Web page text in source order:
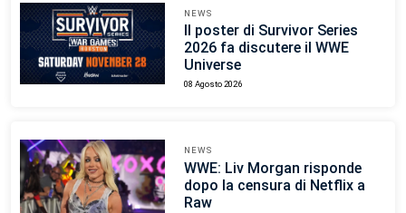
NEWS
Il poster di Survivor Series
2026 fa discutere il WWE
Universe
08 Agosto 2026
NEWS
WWE: Liv Morgan risponde
dopo la censura di Netflix a
Raw